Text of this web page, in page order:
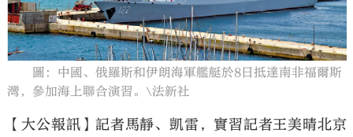
大公文匯
圖：中國、俄羅斯和伊朗海軍艦艇於8日抵達南非福爾斯
灣，參加海上聯合演習。\法新社
【大公報訊】記者馬靜、凱雷，實習記者王美晴北京